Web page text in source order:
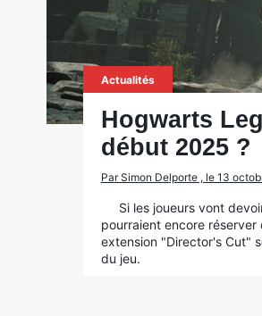
Actualités
Hogwarts
début 2025 ?
Par Simon Delporte , le 13
Si les joueurs vont
pourraient encore
extension "Director's Cut"
du jeu.